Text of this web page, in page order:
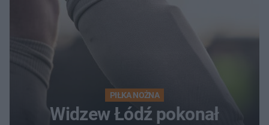
PIŁKA NOŻNA
Widzew Łódź pokonał